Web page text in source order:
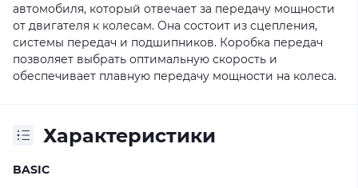
автомобиля, который отвечает за передачу мощности
от двигателя к колесам. Она состоит из сцепления,
системы передач и подшипников. Коробка передач
позволяет выбрать оптимальную скорость и
обеспечивает плавную передачу мощности на колеса.
Характеристики
BASIC